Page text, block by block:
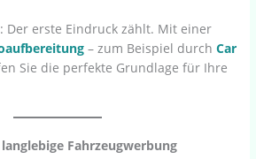
Der erste Eindruck zählt. Mit einer
– zum Beispiel durchCar
Sie die perfekte Grundlage für Ihre
Fahrzeugwerbung